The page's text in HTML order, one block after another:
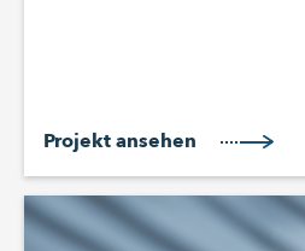
Projekt ansehen